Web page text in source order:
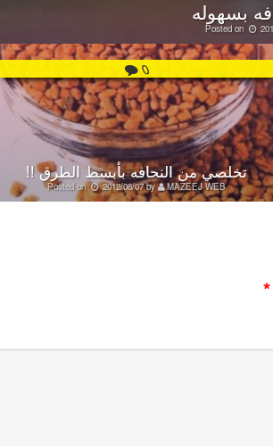
بسهوله
Posted on
تخلصي من النحافه بأبسط الطرق !!
Posted on 2012/06/07by MAZEEJ WEB
0
*